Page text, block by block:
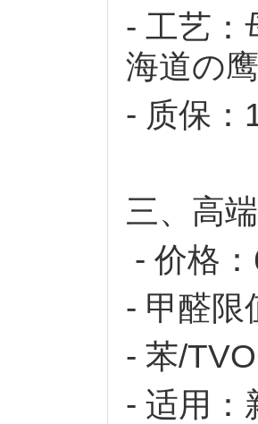
- 工艺：
海道の
- 质保：
三、高
- 价格
- 甲醛限
- 苯/
- 适用：